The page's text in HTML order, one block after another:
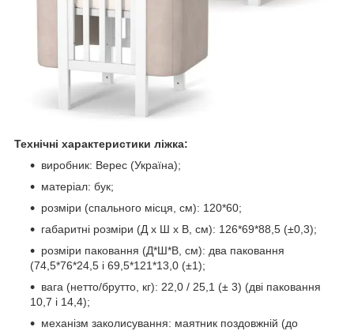
Технічні характеристики ліжка:
виробник: Верес (Україна);
матеріал: бук;
розміри (спального місця, см): 120*60;
габаритні розміри (Д х Ш х В, см): 126*69*88,5 (±0,3);
розміри паковання (Д*Ш*В, см): два паковання
(74,5*76*24,5 і 69,5*121*13,0 (±1);
вага (нетто/брутто, кг): 22,0 / 25,1 (± 3) (дві паковання
10,7 і 14,4);
механізм заколисування: маятник поздовжній (до